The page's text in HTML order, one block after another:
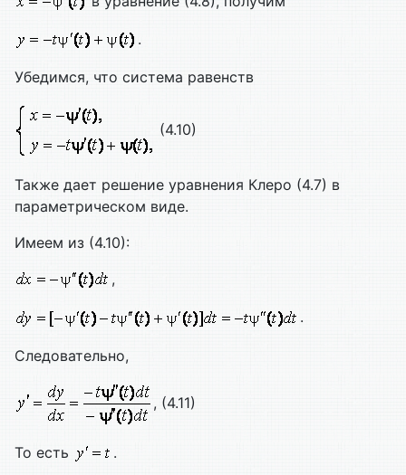
.
Убедимся, что система равенств
(4.10)
Также дает решение уравнения Клеро (4.7) в
параметрическом виде.
Имеем из (4.10):
,
.
Следовательно,
, (4.11)
То есть .